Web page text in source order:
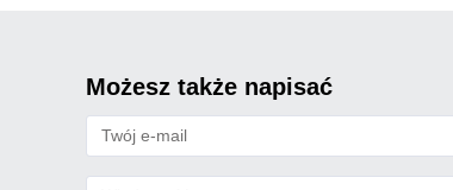
możesz także napisać